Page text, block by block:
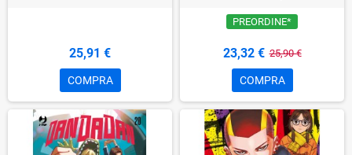
25,91 €
COMPRA
PREORDINE*
23,32 € 25,90 €
COMPRA